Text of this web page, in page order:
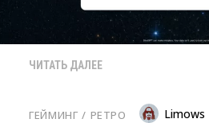
ЧИТАТЬ ДАЛЕЕ
ГЕЙМИНГ / РЕТРО Limows